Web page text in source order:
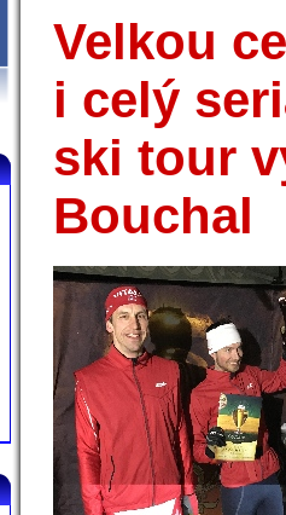
Velkou
i celý
ski tour
Bouchal